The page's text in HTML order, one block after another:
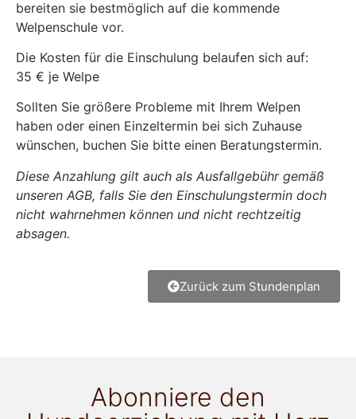
bereiten sie bestmöglich auf die kommende
Welpenschule vor.
Die Kosten für die Einschulung belaufen sich auf:
35 € je Welpe
Sollten Sie größere Probleme mit Ihrem Welpen
haben oder einen Einzeltermin bei sich Zuhause
wünschen, buchen Sie bitte einen Beratungstermin.
Diese Anzahlung gilt auch als Ausfallgebühr gemäß
unseren AGB, falls Sie den Einschulungstermin doch
nicht wahrnehmen können und nicht rechtzeitig
absagen.
Zurück zum Stundenplan
Abonniere den